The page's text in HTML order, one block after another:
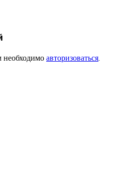
необходимо авторизоваться